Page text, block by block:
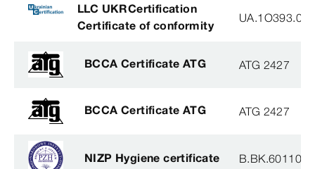
LLC UKRCertification
Certificate of conformity
BCCA Certificate ATG ATG 2427
BCCA Certificate ATG ATG 2427
NIZP Hygiene certificate